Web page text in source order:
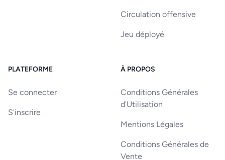
Circulation offensive
Jeu déployé
PLATEFORME
Se connecter
S'inscrire
À PROPOS
Conditions Générales
d'Utilisation
Mentions Légales
Conditions Générales de
Vente